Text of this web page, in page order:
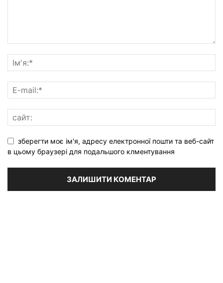
зберегти моє ім'я, адресу електронної пошти та веб-сайт
в цьому браузері для подальшого клментування